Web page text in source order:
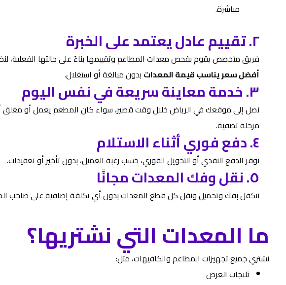
مباشرة.
٢. تقييم عادل يعتمد على الخبرة
فريق متخصص يقوم بفحص معدات المطاعم وتقييمها بناءً على حالتها الفعلية،
أفضل سعر يناسب قيمة المعدات بدون مبالغة أو استغلال.
٣. خدمة معاينة سريعة في نفس اليوم
نصل إلى موقعك في الرياض خلال وقت قصير، سواء كان المطعم يعمل أو مغلق
مرحلة تصفية.
٤. دفع فوري أثناء الاستلام
نوفر الدفع النقدي أو التحويل الفوري، حسب رغبة العميل، بدون تأخير أو تعقيدات.
٥. نقل وفك المعدات مجانًا
نتكفل بفك وتحميل ونقل كل قطع المعدات بدون أي تكلفة إضافية على صاحب
ما المعدات التي نشتريها؟
نشتري جميع تجهيزات المطاعم والكافيهات، مثل:
ثلاجات العرض